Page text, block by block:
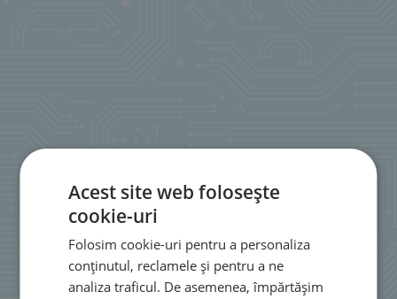
Acest site web folosește
cookie-uri
Folosim cookie-uri pentru a personaliza
conținutul, reclamele și pentru a ne
analiza traficul. De asemenea, împărtășim